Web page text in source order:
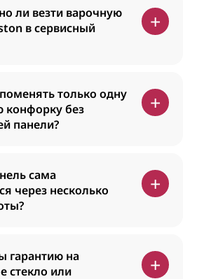
ли везти варочную
в сервисный
+
только одну
конфорку без
панели?
+
сама
через несколько
+
гарантию на
стекло или
+